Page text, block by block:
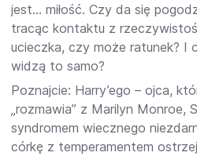
jest… miłość. Czy da się
tracąc kontaktu z
ucieczka, czy może ratunek? I
widzą to samo?
Poznajcie: Harry’ego – ojca,
„rozmawia” z Marilyn Monroe,
syndromem wiecznego
córkę z temperamentem